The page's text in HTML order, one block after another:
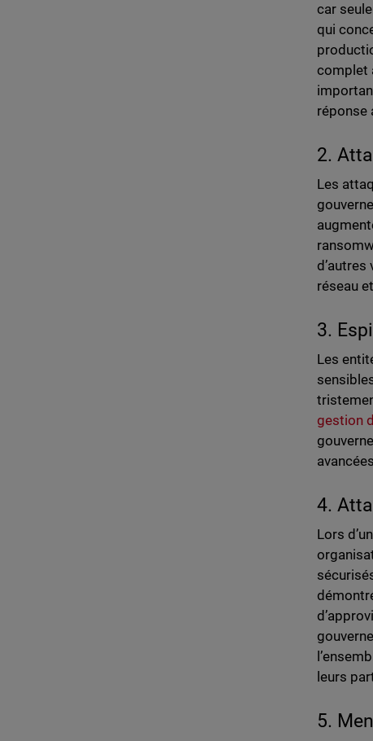
car
qui
complet
réponse
2.
Les
réseau
3.
Les
gestion
4.
Lors
leurs
5.